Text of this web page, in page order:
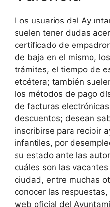
Los usuarios del
suelen tener dudas
certificado de
de baja en el mismo,
trámites, el tiempo de
etcétera; también
los métodos de pago
de facturas
descuentos; desean
inscribirse para recibir
infantiles, por
su estado ante las
cuáles son las
ciudad, entre muchas
conocer las
web oficial del